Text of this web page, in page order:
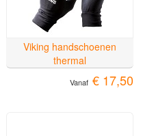
Viking handschoenen
thermal
Vanaf € 17,50